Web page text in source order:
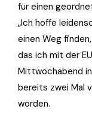
für einen
„Ich hoffe
einen Weg
das ich mit der
Mittwochabend
bereits zwei Mal
worden.